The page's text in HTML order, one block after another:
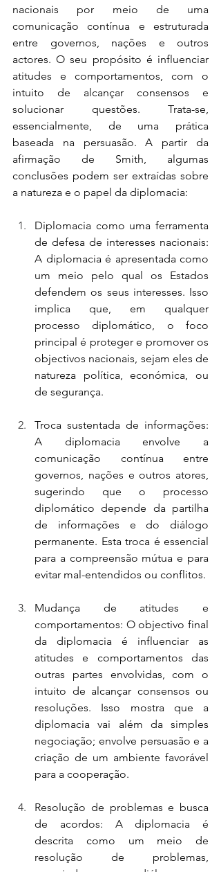
nacionais por meio de uma
comunicação contínua e estruturada
entre governos, nações e outros
actores. O seu propósito é influenciar
atitudes e comportamentos, com o
intuito de alcançar consensos e
solucionar questões. Trata-se,
essencialmente, de uma prática
baseada na persuasão. A partir da
afirmação de Smith, algumas
conclusões podem ser extraídas sobre
a natureza e o papel da diplomacia:
Diplomacia como uma ferramenta
de defesa de interesses nacionais:
A diplomacia é apresentada como
um meio pelo qual os Estados
defendem os seus interesses. Isso
implica que, em qualquer
processo diplomático, o foco
principal é proteger e promover os
objectivos nacionais, sejam eles de
natureza política, económica, ou
de segurança.
Troca sustentada de informações:
A diplomacia envolve a
comunicação contínua entre
governos, nações e outros atores,
sugerindo que o processo
diplomático depende da partilha
de informações e do diálogo
permanente. Esta troca é essencial
para a compreensão mútua e para
evitar mal-entendidos ou conflitos.
Mudança de atitudes e
comportamentos: O objectivo final
da diplomacia é influenciar as
atitudes e comportamentos das
outras partes envolvidas, com o
intuito de alcançar consensos ou
resoluções. Isso mostra que a
diplomacia vai além da simples
negociação; envolve persuasão e a
criação de um ambiente favorável
para a cooperação.
Resolução de problemas e busca
de acordos: A diplomacia é
descrita como um meio de
resolução de problemas,